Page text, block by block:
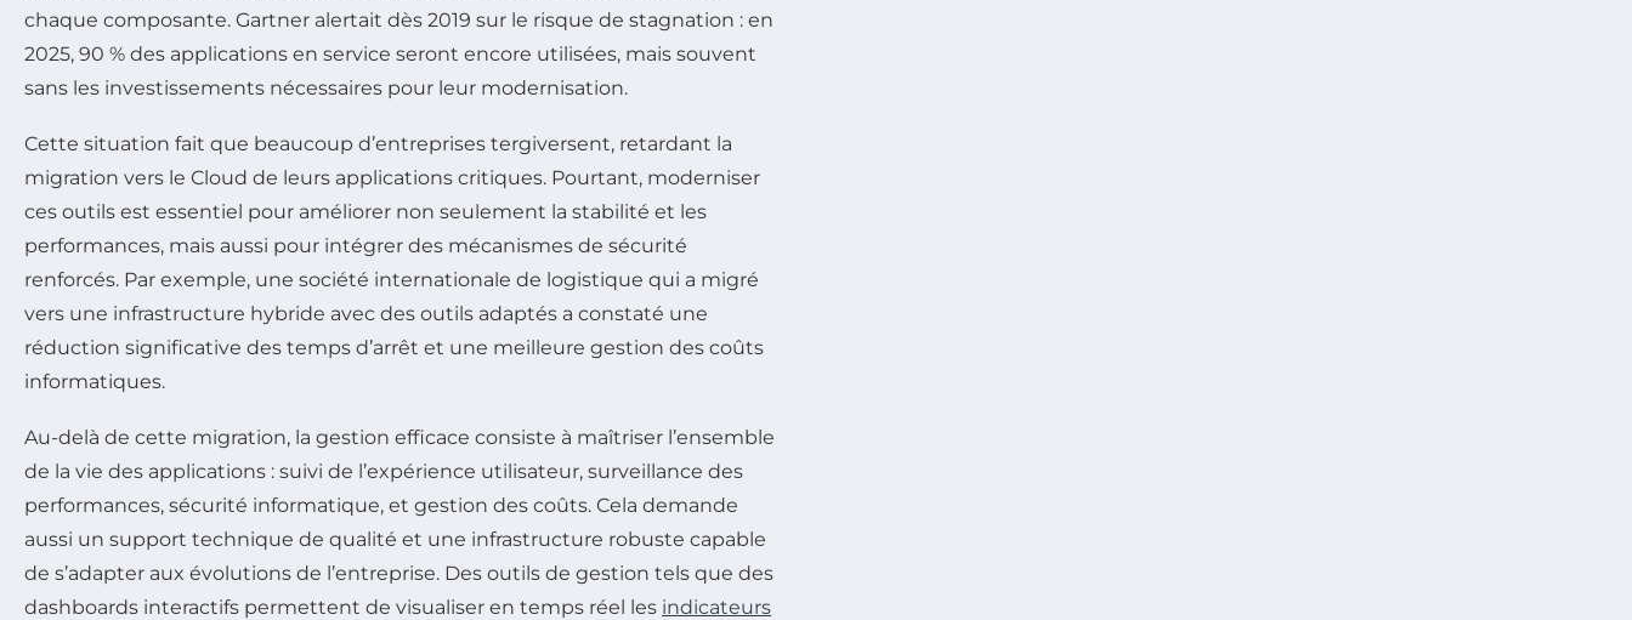
chaque composante. Gartner alertait dès 2019 sur le risque de stagnation : en
2025, 90 % des applications en service seront encore utilisées, mais souvent
sans les investissements nécessaires pour leur modernisation.
Cette situation fait que beaucoup d’entreprises tergiversent, retardant la
migration vers le Cloud de leurs applications critiques. Pourtant, moderniser
ces outils est essentiel pour améliorer non seulement la stabilité et les
performances, mais aussi pour intégrer des mécanismes de sécurité
renforcés. Par exemple, une société internationale de logistique qui a migré
vers une infrastructure hybride avec des outils adaptés a constaté une
réduction significative des temps d’arrêt et une meilleure gestion des coûts
informatiques.
Au-delà de cette migration, la gestion efficace consiste à maîtriser l’ensemble
de la vie des applications : suivi de l’expérience utilisateur, surveillance des
performances, sécurité informatique, et gestion des coûts. Cela demande
aussi un support technique de qualité et une infrastructure robuste capable
de s’adapter aux évolutions de l’entreprise. Des outils de gestion tels que des
dashboards interactifs permettent de visualiser en temps réel les indicateurs